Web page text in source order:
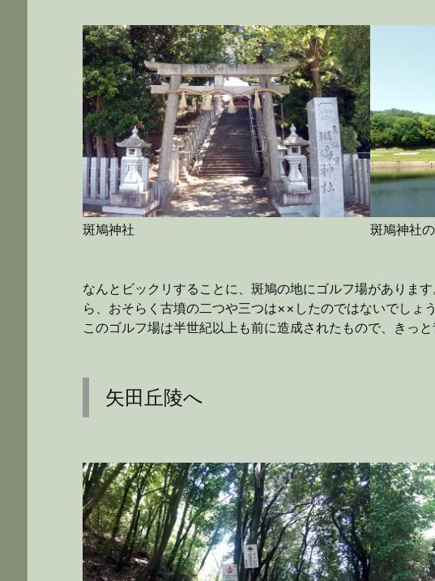
斑鳩神社 斑鳩神社
なんとビックリすることに、斑鳩の地にゴルフ場がありま
ら、おそらく古墳の二つや三つは××したのではないでしょう
このゴルフ場は半世紀以上も前に造成されたもので、きっ
矢田丘陵へ